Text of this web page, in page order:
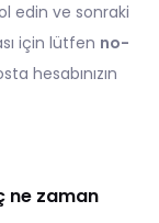
edin ve sonraki
için lütfen no-
hesabınızın
ne zaman